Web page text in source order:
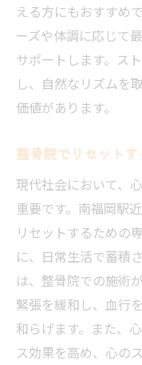
える方にもおすすめ
ーズや体調に応じて
サポートします。ス
し、自然なリズムを
価値があります。
整骨院でリセット
現代社会において、
重要です。南福岡駅
リセットするための
に、日常生活で蓄積
は、整骨院での施術
緊張を緩和し、血行
和らげます。また、
ス効果を高め、心の